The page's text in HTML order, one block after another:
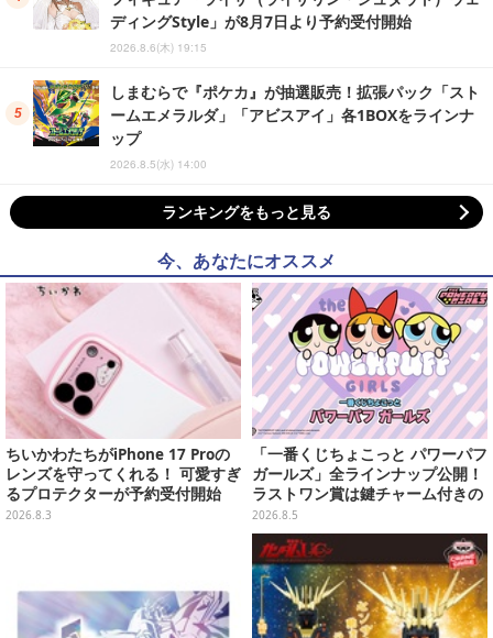
ディングStyle」が8月7日より予約受付開始
2026.8.6(木) 19:15
しまむらで『ポケカ』が抽選販売！拡張パック「スト
ームエメラルダ」「アビスアイ」各1BOXをラインナ
ップ
2026.8.5(水) 14:00
ランキングをもっと見る
今、あなたにオススメ
ちいかわたちがiPhone 17 Proの
レンズを守ってくれる！ 可愛すぎ
るプロテクターが予約受付開始
2026.8.3
「一番くじちょこっと パワーパフ
ガールズ」全ラインナップ公開！
ラストワン賞は鍵チャーム付きの
シール帳スペシャルセットを用意
2026.8.5